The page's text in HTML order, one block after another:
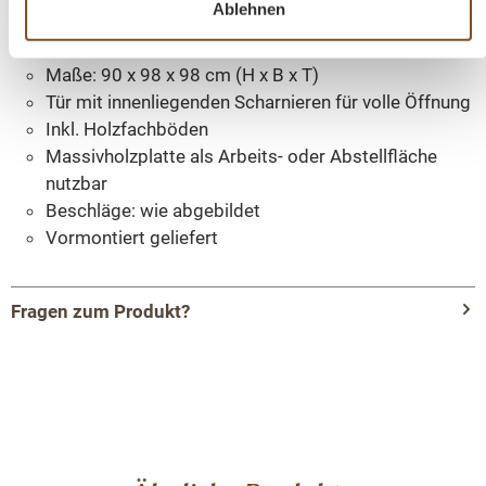
Ablehnen
Höhe: 90 cm, Tiefe: 65 cm – passend zu allen
Modulen der Serie
Maße: 90 x 98 x 98 cm (H x B x T)
Tür mit innenliegenden Scharnieren für volle Öffnung
Inkl. Holzfachböden
Massivholzplatte als Arbeits- oder Abstellfläche
nutzbar
Beschläge: wie abgebildet
Vormontiert geliefert
Fragen zum Produkt?